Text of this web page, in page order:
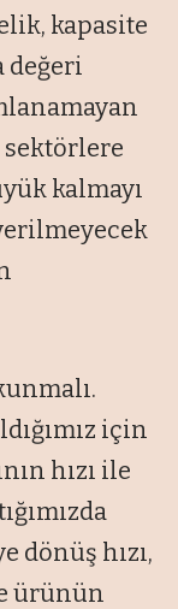
kapasite
değeri
kalmayı
için
hızı ile
dönüş hızı,
ürünün